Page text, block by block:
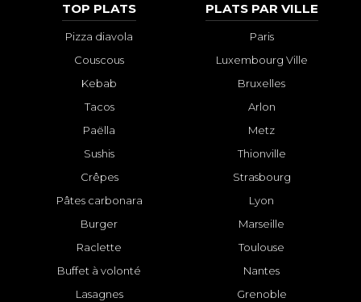
TOP PLATS
Pizza diavola
Couscous
Kebab
Tacos
Paëlla
Sushis
Crêpes
Pâtes carbonara
Burger
Raclette
Buffet à volonté
Lasagnes
PLATS PAR VILLE
Paris
Luxembourg Ville
Bruxelles
Arlon
Metz
Thionville
Strasbourg
Lyon
Marseille
Toulouse
Nantes
Grenoble